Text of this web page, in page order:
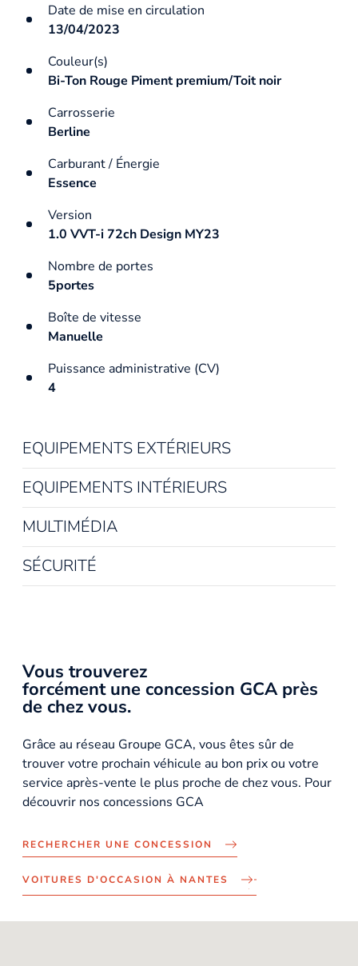
Date de mise en circulation
13/04/2023
Couleur(s)
Bi-Ton Rouge Piment premium/Toit noir
Carrosserie
Berline
Carburant / Énergie
Essence
Version
1.0 VVT-i 72ch Design MY23
Nombre de portes
5portes
Boîte de vitesse
Manuelle
Puissance administrative (CV)
4
EQUIPEMENTS EXTÉRIEURS
EQUIPEMENTS INTÉRIEURS
MULTIMÉDIA
SÉCURITÉ
Vous trouverez
forcément une concession GCA près
de chez vous.
Grâce au réseau Groupe GCA, vous êtes sûr de
trouver votre prochain véhicule au bon prix ou votre
service après-vente le plus proche de chez vous. Pour
découvrir nos concessions GCA
RECHERCHER UNE CONCESSION
VOITURES D'OCCASION À NANTES